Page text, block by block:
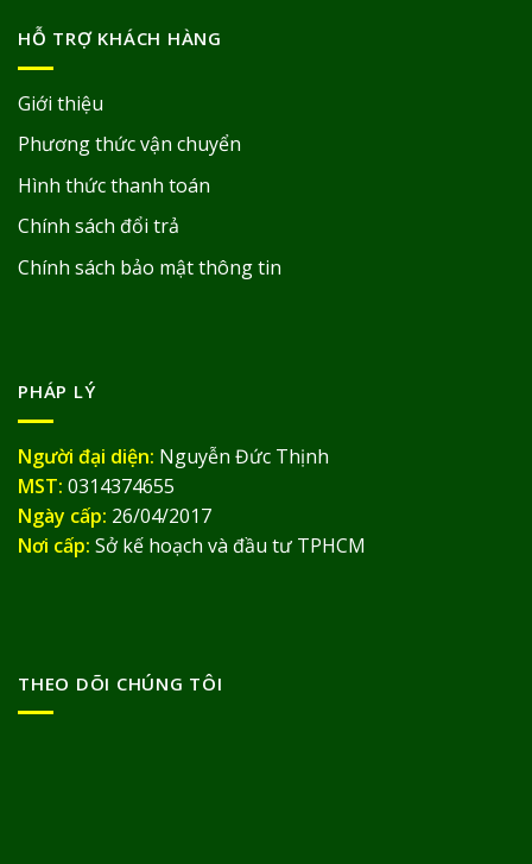
HỖ TRỢ KHÁCH HÀNG
Giới thiệu
Phương thức vận chuyển
Hình thức thanh toán
Chính sách đổi trả
Chính sách bảo mật thông tin
PHÁP LÝ
Người đại diện: Nguyễn Đức Thịnh
MST: 0314374655
Ngày cấp: 26/04/2017
Nơi cấp: Sở kế hoạch và đầu tư TPHCM
THEO DÕI CHÚNG TÔI